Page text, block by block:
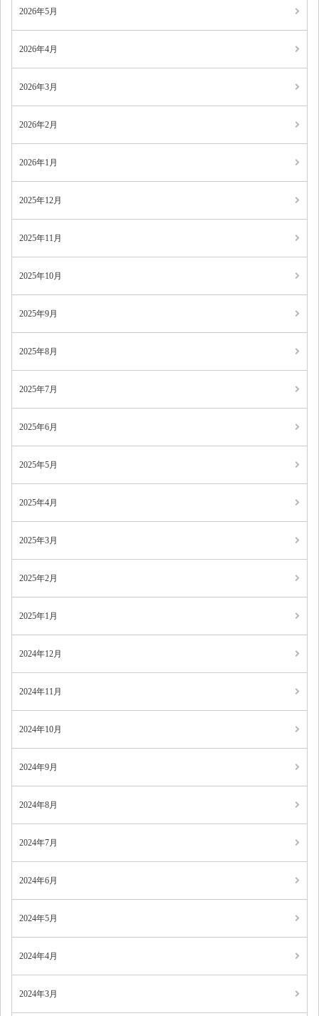
2026年5月
2026年4月
2026年3月
2026年2月
2026年1月
2025年12月
2025年11月
2025年10月
2025年9月
2025年8月
2025年7月
2025年6月
2025年5月
2025年4月
2025年3月
2025年2月
2025年1月
2024年12月
2024年11月
2024年10月
2024年9月
2024年8月
2024年7月
2024年6月
2024年5月
2024年4月
2024年3月